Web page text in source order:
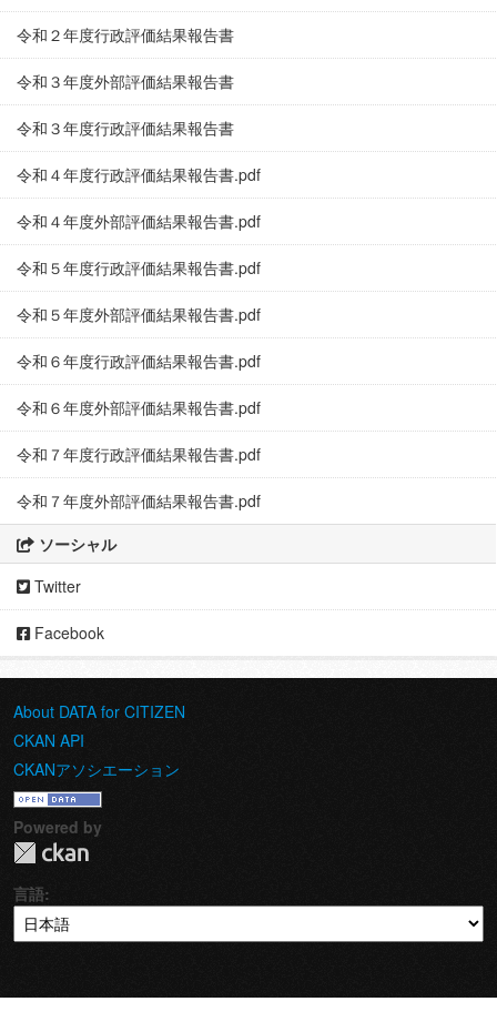
令和２年度行政評価結果報告書
令和３年度外部評価結果報告書
令和３年度行政評価結果報告書
令和４年度行政評価結果報告書.pdf
令和４年度外部評価結果報告書.pdf
令和５年度行政評価結果報告書.pdf
令和５年度外部評価結果報告書.pdf
令和６年度行政評価結果報告書.pdf
令和６年度外部評価結果報告書.pdf
令和７年度行政評価結果報告書.pdf
令和７年度外部評価結果報告書.pdf
ソーシャル
Twitter
Facebook
About DATA for CITIZEN
CKAN API
CKANアソシエーション
Powered by
言語